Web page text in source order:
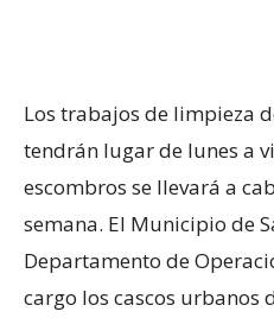
Los trabajos de limpieza
tendrán lugar de lunes a
escombros se llevará a
semana. El Municipio de
Departamento de
cargo los cascos urbanos